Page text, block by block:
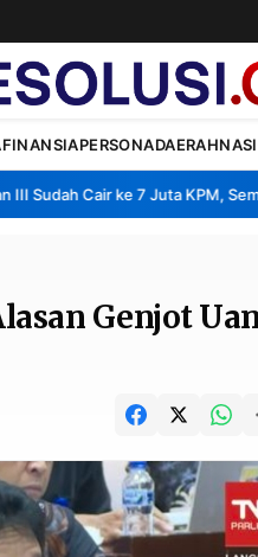
FINANSIAPERSONADAERAH
Cair ke 7 Juta KPM,
Genjot